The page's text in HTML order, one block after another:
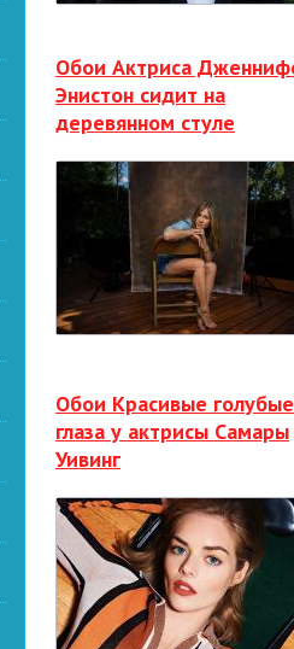
Обои Актриса
Энистон сидит на
деревянном стуле
Обои Красивые голубые
глаза у актрисы Самары
Уивинг